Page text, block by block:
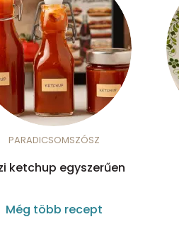
PARADICSOMSZÓSZ
ketchup egyszerűen
Még több recept